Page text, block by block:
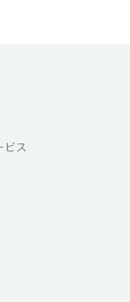
ビス